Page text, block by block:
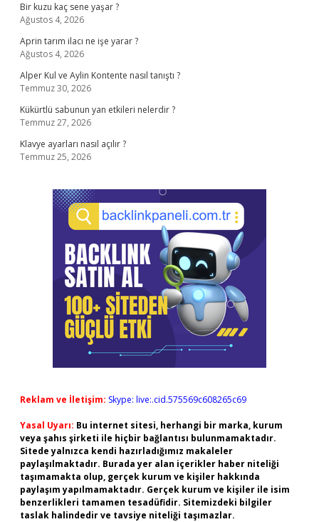
Bir kuzu kaç sene yaşar ?
Ağustos 4, 2026
Aprin tarım ilacı ne işe yarar ?
Ağustos 4, 2026
Alper Kul ve Aylin Kontente nasıl tanıştı ?
Temmuz 30, 2026
Kükürtlü sabunun yan etkileri nelerdir ?
Temmuz 27, 2026
Klavye ayarları nasıl açılır ?
Temmuz 25, 2026
Reklam ve İletişim: Skype: live:.cid.575569c608265c69
Yasal Uyarı: Bu internet sitesi, herhangi bir marka, kurum
veya şahıs şirketi ile hiçbir bağlantısı bulunmamaktadır.
Sitede yalnızca kendi hazırladığımız makaleler
paylaşılmaktadır. Burada yer alan içerikler haber niteliği
taşımamakta olup, gerçek kurum ve kişiler hakkında
paylaşım yapılmamaktadır. Gerçek kurum ve kişiler ile isim
benzerlikleri tamamen tesadüfidir. Sitemizdeki bilgiler
taslak halindedir ve tavsiye niteliği taşımazlar.